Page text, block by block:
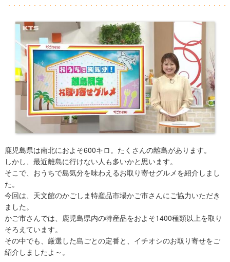
鹿児島県は南北におよそ600キロ。たくさんの離島があります。
しかし、最近離島に行けない人も多いかと思います。
そこで、おうちで島気分を味わえるお取り寄せグルメを紹介しまし
た。
今回は、天文館のかごしま特産品市場かご市さんにご協力いただき
ました。
かご市さんでは、鹿児島県内の特産品をおよそ1400種類以上を取り
そろえています。
その中でも、厳選した島ごとの定番と、イチオシのお取り寄せをご
紹介しましたよ～。